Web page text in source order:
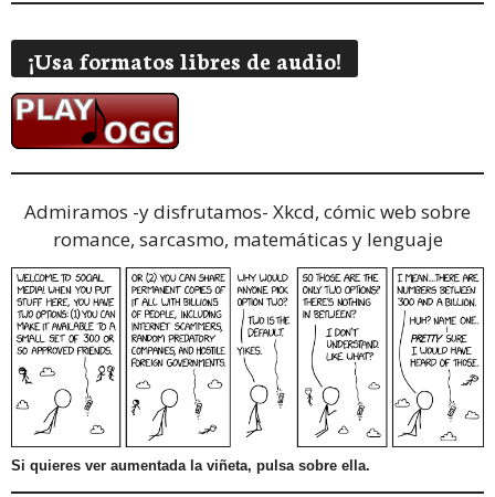
¡Usa formatos libres de audio!
Admiramos -y disfrutamos- Xkcd, cómic web sobre
romance, sarcasmo, matemáticas y lenguaje
Si quieres ver aumentada la viñeta, pulsa sobre ella.